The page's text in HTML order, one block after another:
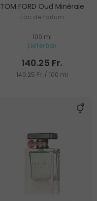
TOM FORD Oud Minérale
Eau de Parfum
100 ml
Lieferbar
140.25 Fr.
140.25 Fr. / 100 ml